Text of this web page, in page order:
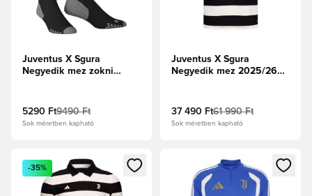
Juventus X Sgura
Negyedik mez zokni
5290 Ft9490 Ft
Sok méretben kapható
Juventus X Sgura
Negyedik mez 2025/26
37 490 Ft61 990 Ft
Sok méretben kapható
Megnyit egy modált a bejelentkezéshez vagy a tagként
-35%
Megnyit egy modált a